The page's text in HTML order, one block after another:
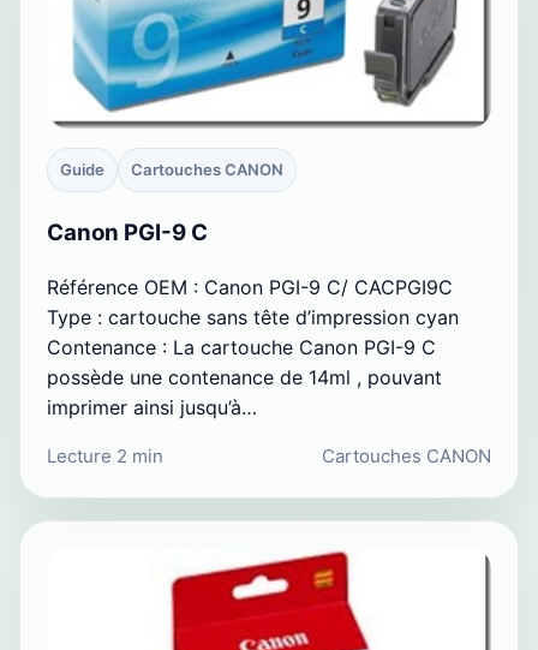
Guide Cartouches CANON
Canon PGI-9 C
Référence OEM : Canon PGI-9 C/ CACPGI9C
Type : cartouche sans tête d’impression cyan
Contenance : La cartouche Canon PGI-9 C
possède une contenance de 14ml , pouvant
imprimer ainsi jusqu’à…
Lecture 2 min Cartouches CANON